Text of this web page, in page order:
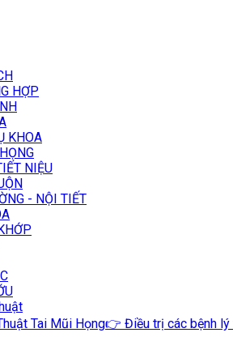
HỢP
KHOA
NIỆU
- NỘI TIẾT
Tai Mũi Họng👉 Điều trị các bệnh lý